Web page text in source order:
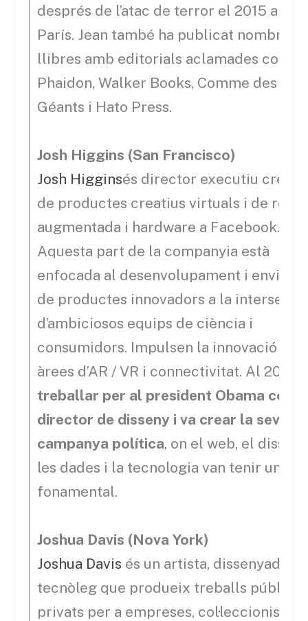
després de l’atac de terror el 2015 a
París. Jean també ha publicat
llibres amb editorials aclamades com
Phaidon, Walker Books, Comme des
Géants i Hato Press.
Josh Higgins (San Francisco)
Josh Higginsés director executiu
de productes creatius virtuals i de
augmentada i hardware a Facebook.
Aquesta part de la companyia està
enfocada al desenvolupament i
de productes innovadors a la
d’ambiciosos equips de ciència i
consumidors. Impulsen la innovació a
àrees d’AR / VR i connectivitat. Al 2013,
treballar per al president Obama com
director de disseny i va crear la seva
campanya política, on el web, el
les dades i la tecnologia van tenir un
fonamental.
Joshua Davis (Nova York)
Joshua Davis és un artista, dissenyador i
tecnòleg que produeix treballs públics i
privats per a empreses, col·leccionistes i